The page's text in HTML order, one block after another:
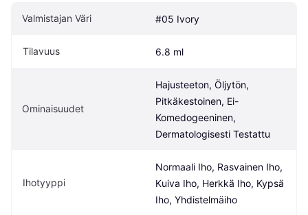
Valmistajan Väri #05 Ivory
Tilavuus 6.8 ml
Ominaisuudet
Hajusteeton, Öljytön,
Pitkäkestoinen, Ei-
Komedogeeninen,
Dermatologisesti Testattu
Ihotyyppi
Normaali Iho, Rasvainen Iho,
Kuiva Iho, Herkkä Iho, Kypsä
Iho, Yhdistelmäiho